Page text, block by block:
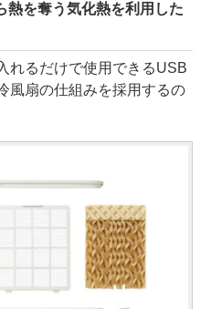
熱を奪う気化熱を利用した
るだけで使用できるUSB
風扇の仕組みを採用するの